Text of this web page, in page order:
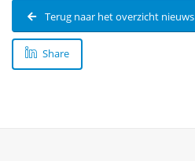
Terug naar het overzicht nieuws
Share